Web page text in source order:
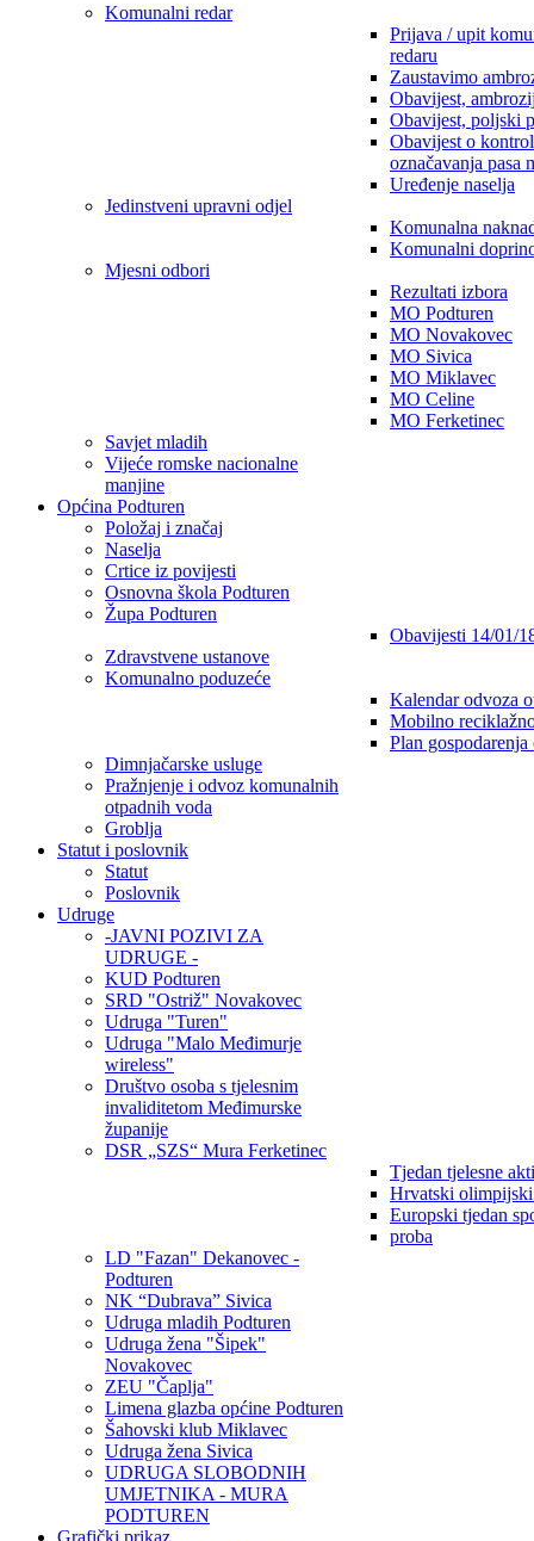
Komunalni redar
Prijava / upit
redaru
Zaustavimo
Obavijest,
Obavijest, poljski
Obavijest o
označavanja pasa
Uređenje naselja
Jedinstveni upravni odjel
Komunalna
Komunalni
Mjesni odbori
Rezultati izbora
MO Podturen
MO Novakovec
MO Sivica
MO Miklavec
MO Celine
MO Ferketinec
Savjet mladih
Vijeće romske nacionalne
manjine
Općina Podturen
Položaj i značaj
Naselja
Crtice iz povijesti
Osnovna škola Podturen
Župa Podturen
Obavijesti 14/01/
Zdravstvene ustanove
Komunalno poduzeće
Kalendar odvoza
Mobilno
Plan gospodarenja
Dimnjačarske usluge
Pražnjenje i odvoz komunalnih
otpadnih voda
Groblja
Statut i poslovnik
Statut
Poslovnik
Udruge
-JAVNI POZIVI ZA
UDRUGE -
KUD Podturen
SRD "Ostriž" Novakovec
Udruga "Turen"
Udruga "Malo Međimurje
wireless"
Društvo osoba s tjelesnim
invaliditetom Međimurske
županije
DSR „SZS“ Mura Ferketinec
Tjedan tjelesne
Hrvatski
Europski tjedan
proba
LD "Fazan" Dekanovec -
Podturen
NK “Dubrava” Sivica
Udruga mladih Podturen
Udruga žena "Šipek"
Novakovec
ZEU "Čaplja"
Limena glazba općine Podturen
Šahovski klub Miklavec
Udruga žena Sivica
UDRUGA SLOBODNIH
UMJETNIKA - MURA
PODTUREN
Grafički prikaz